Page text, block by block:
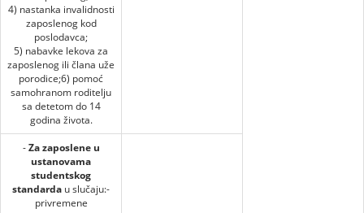
4) nastanka invalidnosti
zaposlenog kod
poslodavca;
5) nabavke lekova za
zaposlenog ili člana uže
porodice;6) pomoć
samohranom roditelju
sa detetom do 14
godina života.
-Za zaposlene u
ustanovama
studentskog
standarda u slučaju:-
privremene